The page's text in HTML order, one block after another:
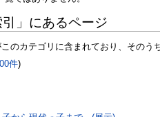
」にあるページ
のカテゴリに含まれており、そのう
件)